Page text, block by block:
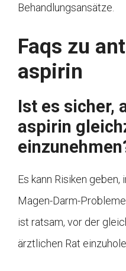
Behandlungsansätze.
Faqs zu
aspirin
Ist es sicher,
aspirin
Es kann Risiken
Magen-Darm-
ist ratsam, vor der
ärztlichen Rat